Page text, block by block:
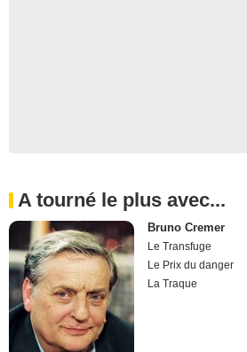
A tourné le plus avec...
Bruno Cremer
Le Transfuge
Le Prix du danger
La Traque